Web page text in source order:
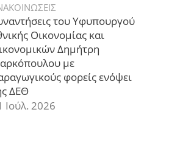
του Υφυπουργού
Οικονομίας και
Δημήτρη
με
φορείς ενόψει
ΔΕΘ
Ιούλ. 2026